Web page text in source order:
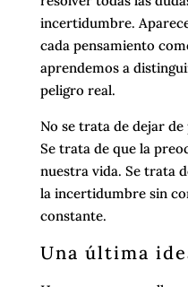
incertidumbre.
cada pensamiento
aprendemos a
peligro real.
No se trata de dejar
Se trata de que la
nuestra vida. Se trata
la incertidumbre sin
constante.
Una última